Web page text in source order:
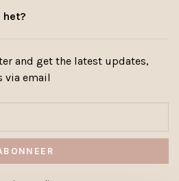
het?
and get the latest updates,
via email